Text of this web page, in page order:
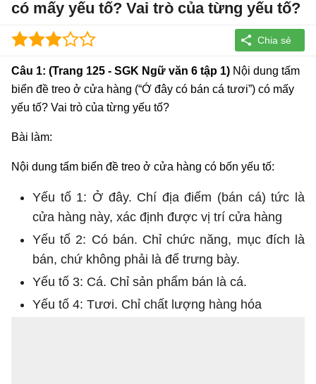
có mấy yếu tố? Vai trò của từng yếu tố?
Câu 1: (Trang 125 - SGK Ngữ văn 6 tập 1) Nội dung tấm
biển đề treo ở cửa hàng (“Ớ đây có bán cá tươi”) có mấy
yếu tố? Vai trò của từng yếu tố?
Bài làm:
Nội dung tấm biển đề treo ở cửa hàng có bốn yếu tố:
Yếu tố 1: Ở đây. Chí địa điếm (bán cá) tức là
cửa hàng này, xác định được vị trí cửa hàng
Yếu tố 2: Có bán. Chỉ chức năng, mục đích là
bán, chứ không phải là để trưng bày.
Yếu tố 3: Cá. Chỉ sản phẩm bán là cá.
Yếu tố 4: Tươi. Chỉ chất lượng hàng hóa